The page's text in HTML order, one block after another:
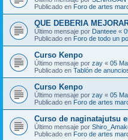
Publicado en Foro de artes
QUE DEBERIA
Último mensaje por Danteee «
Publicado en Foro de todo un
Curso Kenpo
Último mensaje por zay « 05
Publicado en Tablón de
Curso Kenpo
Último mensaje por zay « 05
Publicado en Foro de artes
Curso de naginatajutsu
Último mensaje por
Publicado en Foro de artes